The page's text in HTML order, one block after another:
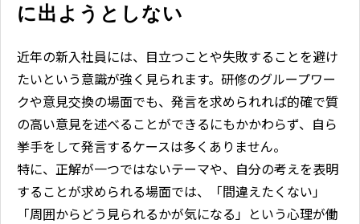
に出ようとしない
近年の新入社員には、目立つことや失敗することを避け
たいという意識が強く見られます。研修のグループワー
クや意見交換の場面でも、発言を求められれば的確で質
の高い意見を述べることができるにもかかわらず、自ら
挙手をして発言するケースは多くありません。
特に、正解が一つではないテーマや、自分の考えを表明
することが求められる場面では、「間違えたくない」
「周囲からどう見られるかが気になる」という心理が働